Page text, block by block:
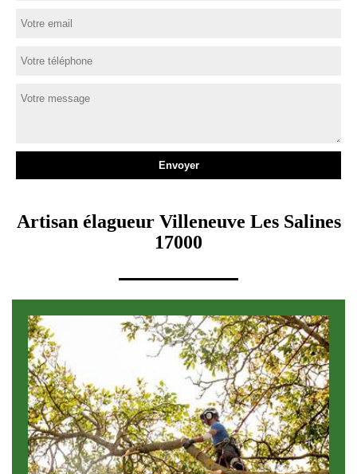
Artisan élagueur Villeneuve Les Salines
17000